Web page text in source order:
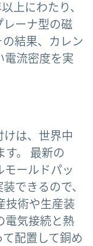
上にわたり、
レーナ型の磁
結果、カレン
電流密度を実
は、世界中
す。 最新の
モールドパッ
できるので、
技術や生産装
電気接続と熱
配置して銅め